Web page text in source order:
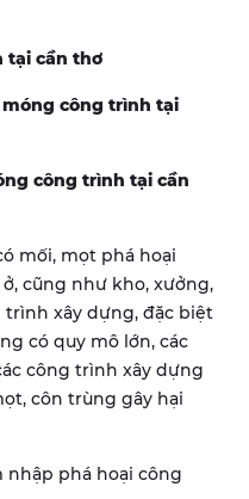
tại cần thơ
công trình tại
công trình tại cần
mối, mọt phá hoại
cũng như kho, xưởng,
xây dựng, đặc biệt
có quy mô lớn, các
công trình xây dựng
côn trùng gây hại
nhập phá hoại công